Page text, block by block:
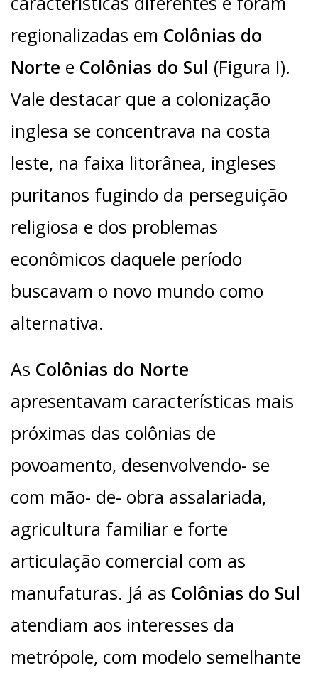
regionalizadas em Colônias do
Norte e Colônias do Sul (Figura I).
Vale destacar que a colonização
inglesa se concentrava na costa
leste, na faixa litorânea, ingleses
puritanos fugindo da perseguição
religiosa e dos problemas
econômicos daquele período
buscavam o novo mundo como
alternativa.
As Colônias do Norte
apresentavam características mais
próximas das colônias de
povoamento, desenvolvendo- se
com mão- de- obra assalariada,
agricultura familiar e forte
articulação comercial com as
manufaturas. Já as Colônias do Sul
atendiam aos interesses da
metrópole, com modelo semelhante